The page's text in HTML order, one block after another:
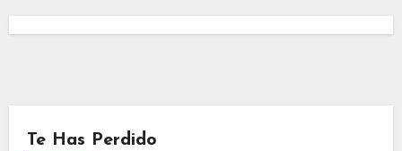
Te Has Perdido